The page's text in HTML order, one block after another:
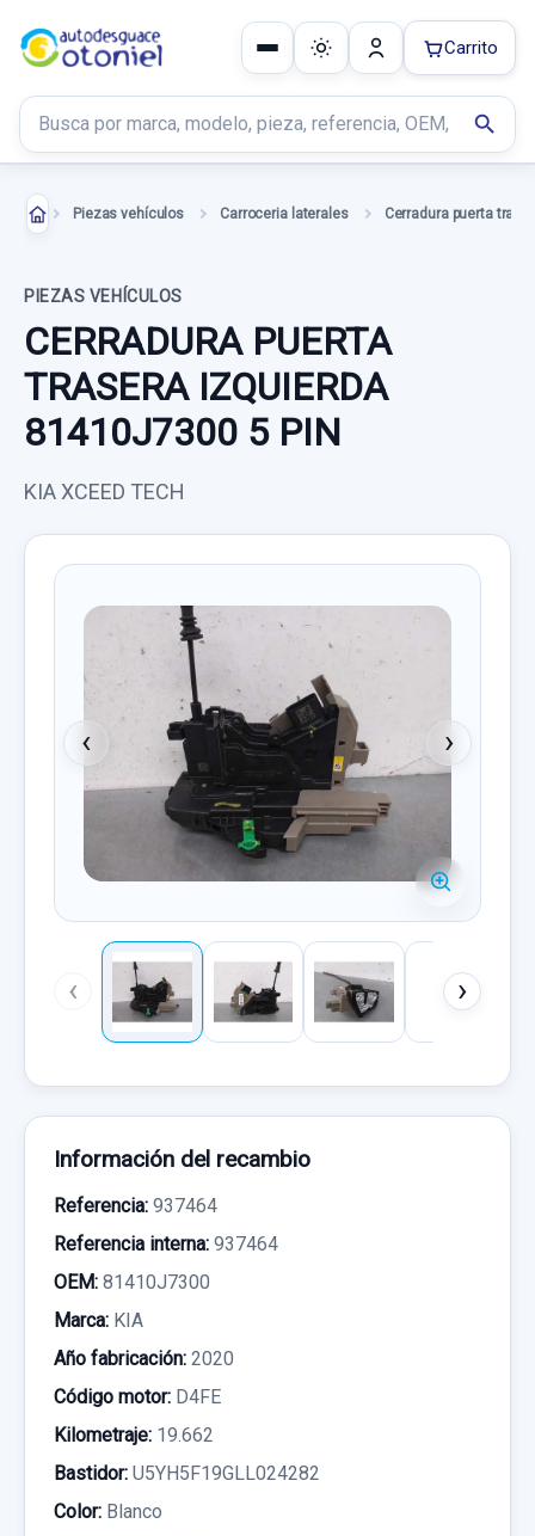
Buscar productos
search
Carrito
Piezas vehículos Carroceria laterales
PIEZAS VEHÍCULOS
CERRADURA PUERTA
TRASERA IZQUIERDA
81410J7300 5 PIN
KIA XCEED TECH
‹ ›
‹ ›
Información del recambio
Referencia: 937464
Referencia interna: 937464
OEM: 81410J7300
Marca: KIA
Año fabricación: 2020
Código motor: D4FE
Kilometraje: 19.662
Bastidor: U5YH5F19GLL024282
Color: Blanco